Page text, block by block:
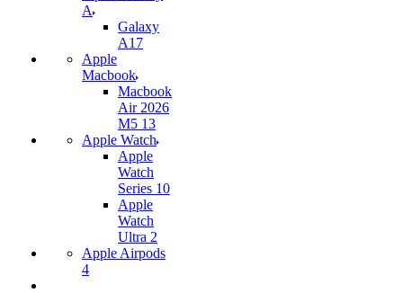
A
Galaxy
A17
Apple
Macbook
Macbook
Air 2026
M5 13
Apple Watch
Apple
Watch
Series 10
Apple
Watch
Ultra 2
Apple Airpods
4